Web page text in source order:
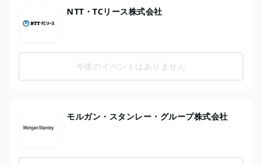
NTT・TCリース株式会社
今後のイベントはありません
モルガン・スタンレー・グループ株式会社